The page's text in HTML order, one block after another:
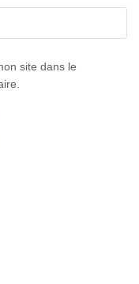
site dans le